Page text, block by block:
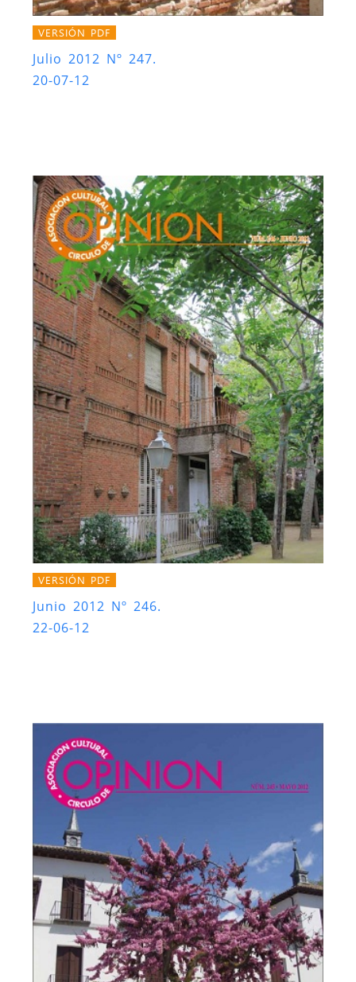
VERSIÓN PDF
Julio 2012 Nº 247.
20-07-12
VERSIÓN PDF
Junio 2012 Nº 246.
22-06-12